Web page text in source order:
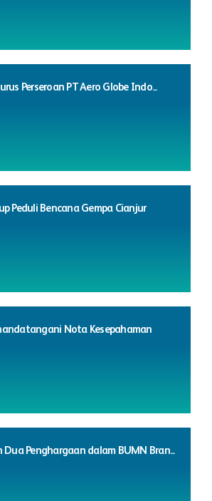
Perseroan PT Aero Globe Indo...
Peduli Bencana Gempa Cianjur
Nota Kesepahaman
Penghargaan dalam BUMN Bran...